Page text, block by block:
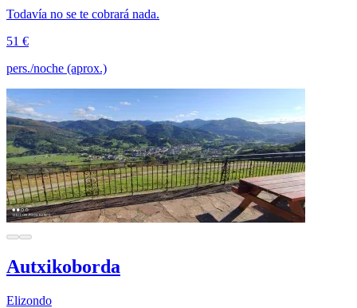
Todavía no se te cobrará nada.
51 €
pers./noche (aprox.)
Autxikoborda
Elizondo